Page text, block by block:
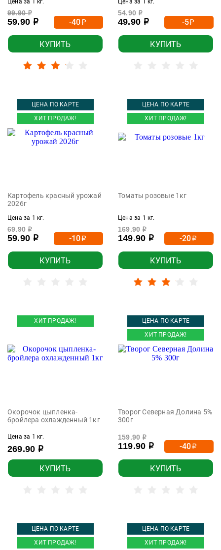
Цена за 1 кг.
99.90р
59.90 р -40р
КУПИТЬ
Цена за 1 кг.
54.90 р
49.90 р -5р
КУПИТЬ
ЦЕНА ПО КАРТЕ
ХИТ ПРОДАЖ!
Картофель красный урожай
2026г
Цена за 1 кг.
69.90 р
59.90 р -10р
КУПИТЬ
ЦЕНА ПО КАРТЕ
ХИТ ПРОДАЖ!
Томаты розовые 1кг
Цена за 1 кг.
169.90 р
149.90 р -20р
КУПИТЬ
ХИТ ПРОДАЖ!
Окорочок цыпленка-
бройлера охлажденный 1кг
Цена за 1 кг.
269.90 р
КУПИТЬ
ЦЕНА ПО КАРТЕ
ХИТ ПРОДАЖ!
Творог Северная Долина 5%
300г
159.90 р
119.90 р -40р
КУПИТЬ
ЦЕНА ПО КАРТЕ
ХИТ ПРОДАЖ!
ЦЕНА ПО КАРТЕ
ХИТ ПРОДАЖ!